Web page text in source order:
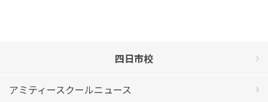
四日市校
アミティースクールニュース